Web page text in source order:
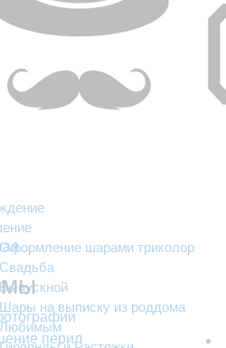
Оформление шарами триколор
Свадьба
Выпускной
Шары на выписку из роддома
Любимым
перил